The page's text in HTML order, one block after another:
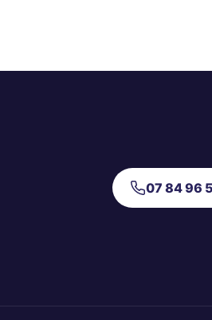
07 84 96